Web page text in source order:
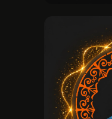
РАБОТЫ
ФИЛЬМ
КОНТАКТЫ